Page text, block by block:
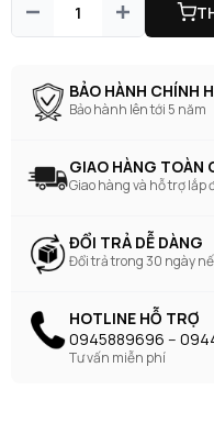
BẢO HÀNH CHÍNH
Bảo hành lên tới 5 năm
GIAO HÀNG TOÀN
Giao hàng và hỗ trợ lắp
ĐỔI TRẢ DỄ DÀNG
Đổi trả trong 30 ngày
HOTLINE HỖ TRỢ
0945889696 --
Tư vấn miễn phí